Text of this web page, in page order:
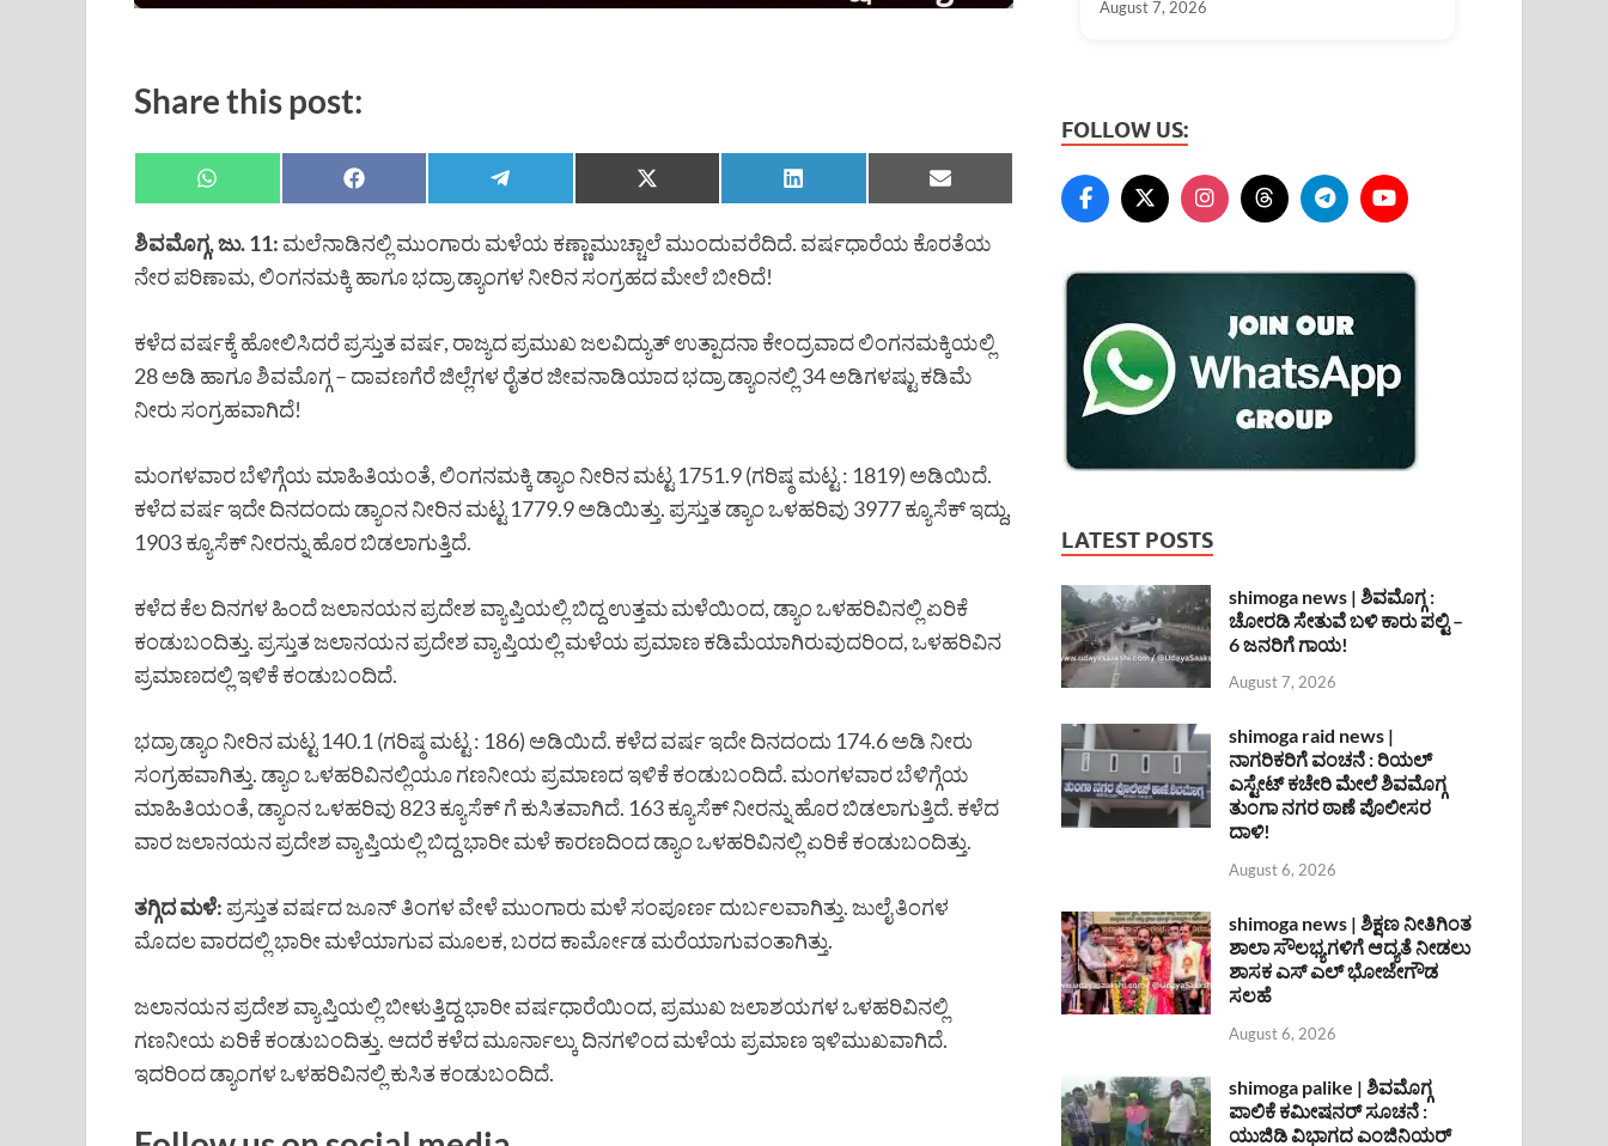
Share this post:
ಶಿವಮೊಗ್ಗ, ಜು. 11: ಮಲೆನಾಡಿನಲ್ಲಿ ಮುಂಗಾರು ಮಳೆಯ ಕಣ್ಣಾಮುಚ್ಚಾಲೆ ಮುಂದುವರೆದಿದೆ. ವರ್ಷಧಾರೆಯ ಕೊರತೆಯ
ನೇರ ಪರಿಣಾಮ, ಲಿಂಗನಮಕ್ಕಿ ಹಾಗೂ ಭದ್ರಾ ಡ್ಯಾಂಗಳ ನೀರಿನ ಸಂಗ್ರಹದ ಮೇಲೆ ಬೀರಿದೆ!
ಕಳೆದ ವರ್ಷಕ್ಕೆ ಹೋಲಿಸಿದರೆ ಪ್ರಸ್ತುತ ವರ್ಷ, ರಾಜ್ಯದ ಪ್ರಮುಖ ಜಲವಿದ್ಯುತ್ ಉತ್ಪಾದನಾ ಕೇಂದ್ರವಾದ ಲಿಂಗನಮಕ್ಕಿಯಲ್ಲಿ
28 ಅಡಿ ಹಾಗೂ ಶಿವಮೊಗ್ಗ – ದಾವಣಗೆರೆ ಜಿಲ್ಲೆಗಳ ರೈತರ ಜೀವನಾಡಿಯಾದ ಭದ್ರಾ ಡ್ಯಾಂನಲ್ಲಿ 34 ಅಡಿಗಳಷ್ಟು ಕಡಿಮೆ
ನೀರು ಸಂಗ್ರಹವಾಗಿದೆ!
ಮಂಗಳವಾರ ಬೆಳಿಗ್ಗೆಯ ಮಾಹಿತಿಯಂತೆ, ಲಿಂಗನಮಕ್ಕಿ ಡ್ಯಾಂ ನೀರಿನ ಮಟ್ಟ 1751.9 (ಗರಿಷ್ಠ ಮಟ್ಟ : 1819) ಅಡಿಯಿದೆ.
ಕಳೆದ ವರ್ಷ ಇದೇ ದಿನದಂದು ಡ್ಯಾಂನ ನೀರಿನ ಮಟ್ಟ 1779.9 ಅಡಿಯಿತ್ತು. ಪ್ರಸ್ತುತ ಡ್ಯಾಂ ಒಳಹರಿವು 3977 ಕ್ಯೂಸೆಕ್ ಇದ್ದು,
1903 ಕ್ಯೂಸೆಕ್ ನೀರನ್ನು ಹೊರ ಬಿಡಲಾಗುತ್ತಿದೆ.
ಕಳೆದ ಕೆಲ ದಿನಗಳ ಹಿಂದೆ ಜಲಾನಯನ ಪ್ರದೇಶ ವ್ಯಾಪ್ತಿಯಲ್ಲಿ ಬಿದ್ದ ಉತ್ತಮ ಮಳೆಯಿಂದ, ಡ್ಯಾಂ ಒಳಹರಿವಿನಲ್ಲಿ ಏರಿಕೆ
ಕಂಡುಬಂದಿತ್ತು. ಪ್ರಸ್ತುತ ಜಲಾನಯನ ಪ್ರದೇಶ ವ್ಯಾಪ್ತಿಯಲ್ಲಿ ಮಳೆಯ ಪ್ರಮಾಣ ಕಡಿಮೆಯಾಗಿರುವುದರಿಂದ, ಒಳಹರಿವಿನ
ಪ್ರಮಾಣದಲ್ಲಿ ಇಳಿಕೆ ಕಂಡುಬಂದಿದೆ.
ಭದ್ರಾ ಡ್ಯಾಂ ನೀರಿನ ಮಟ್ಟ 140.1 (ಗರಿಷ್ಠ ಮಟ್ಟ : 186) ಅಡಿಯಿದೆ. ಕಳೆದ ವರ್ಷ ಇದೇ ದಿನದಂದು 174.6 ಅಡಿ ನೀರು
ಸಂಗ್ರಹವಾಗಿತ್ತು. ಡ್ಯಾಂ ಒಳಹರಿವಿನಲ್ಲಿಯೂ ಗಣನೀಯ ಪ್ರಮಾಣದ ಇಳಿಕೆ ಕಂಡುಬಂದಿದೆ. ಮಂಗಳವಾರ ಬೆಳಿಗ್ಗೆಯ
ಮಾಹಿತಿಯಂತೆ, ಡ್ಯಾಂನ ಒಳಹರಿವು 823 ಕ್ಯೂಸೆಕ್ ಗೆ ಕುಸಿತವಾಗಿದೆ. 163 ಕ್ಯೂಸೆಕ್ ನೀರನ್ನು ಹೊರ ಬಿಡಲಾಗುತ್ತಿದೆ. ಕಳೆದ
ವಾರ ಜಲಾನಯನ ಪ್ರದೇಶ ವ್ಯಾಪ್ತಿಯಲ್ಲಿ ಬಿದ್ದ ಭಾರೀ ಮಳೆ ಕಾರಣದಿಂದ ಡ್ಯಾಂ ಒಳಹರಿವಿನಲ್ಲಿ ಏರಿಕೆ ಕಂಡುಬಂದಿತ್ತು.
ತಗ್ಗಿದ ಮಳೆ: ಪ್ರಸ್ತುತ ವರ್ಷದ ಜೂನ್ ತಿಂಗಳ ವೇಳೆ ಮುಂಗಾರು ಮಳೆ ಸಂಪೂರ್ಣ ದುರ್ಬಲವಾಗಿತ್ತು. ಜುಲೈ ತಿಂಗಳ
ಮೊದಲ ವಾರದಲ್ಲಿ ಭಾರೀ ಮಳೆಯಾಗುವ ಮೂಲಕ, ಬರದ ಕಾರ್ಮೋಡ ಮರೆಯಾಗುವಂತಾಗಿತ್ತು.
ಜಲಾನಯನ ಪ್ರದೇಶ ವ್ಯಾಪ್ತಿಯಲ್ಲಿ ಬೀಳುತ್ತಿದ್ದ ಭಾರೀ ವರ್ಷಧಾರೆಯಿಂದ, ಪ್ರಮುಖ ಜಲಾಶಯಗಳ ಒಳಹರಿವಿನಲ್ಲಿ
ಗಣನೀಯ ಏರಿಕೆ ಕಂಡುಬಂದಿತ್ತು. ಆದರೆ ಕಳೆದ ಮೂರ್ನಾಲ್ಕು ದಿನಗಳಿಂದ ಮಳೆಯ ಪ್ರಮಾಣ ಇಳಿಮುಖವಾಗಿದೆ.
ಇದರಿಂದ ಡ್ಯಾಂಗಳ ಒಳಹರಿವಿನಲ್ಲಿ ಕುಸಿತ ಕಂಡುಬಂದಿದೆ.
August 7, 2026
FOLLOW US:
LATEST POSTS
shimoga news | ಶಿವಮೊಗ್ಗ :
ಚೋರಡಿ ಸೇತುವೆ ಬಳಿ ಕಾರು ಪಲ್ಟಿ –
6 ಜನರಿಗೆ ಗಾಯ!
August 7, 2026
shimoga raid news |
ನಾಗರಿಕರಿಗೆ ವಂಚನೆ : ರಿಯಲ್
ಎಸ್ಟೇಟ್ ಕಚೇರಿ ಮೇಲೆ ಶಿವಮೊಗ್ಗ
ತುಂಗಾ ನಗರ ಠಾಣೆ ಪೊಲೀಸರ
ದಾಳಿ!
August 6, 2026
shimoga news | ಶಿಕ್ಷಣ ನೀತಿಗಿಂತ
ಶಾಲಾ ಸೌಲಭ್ಯಗಳಿಗೆ ಆದ್ಯತೆ ನೀಡಲು
ಶಾಸಕ ಎಸ್ ಎಲ್ ಭೋಜೇಗೌಡ
ಸಲಹೆ
August 6, 2026
shimoga palike | ಶಿವಮೊಗ್ಗ
ಪಾಲಿಕೆ ಕಮೀಷನರ್ ಸೂಚನೆ :
ಯುಜಿಡಿ ವಿಭಾಗದ ಎಂಜಿನಿಯರ್